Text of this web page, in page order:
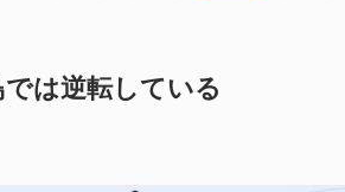
は逆転している